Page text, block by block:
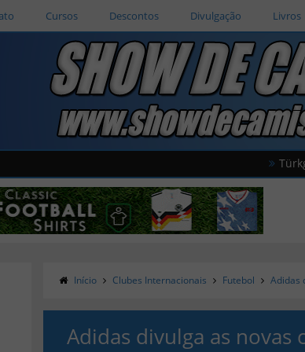
Cursos Descontos Divulgação Livros
Türkgücü
Início Clubes Internacionais Futebol Adidas
Adidas divulga as novas